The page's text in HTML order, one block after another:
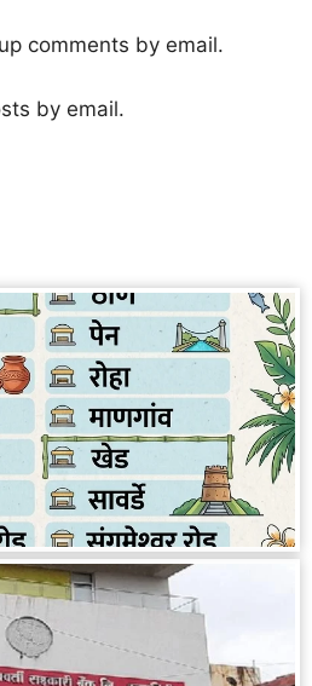
comments by email.
by email.